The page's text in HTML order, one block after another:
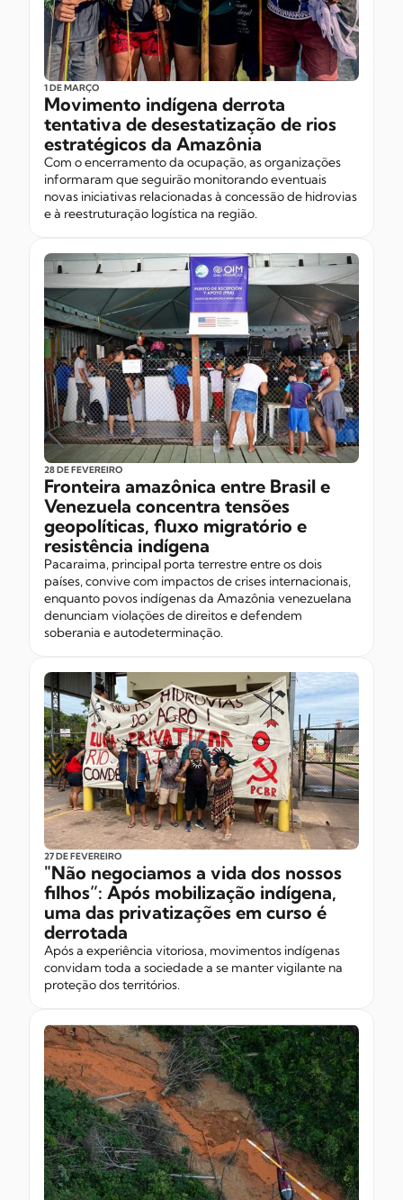
1 DE MARÇO
Movimento indígena derrota
tentativa de desestatização de rios
estratégicos da Amazônia
Com o encerramento da ocupação, as organizações
informaram que seguirão monitorando eventuais
novas iniciativas relacionadas à concessão de hidrovias
e à reestruturação logística na região.
28 DE FEVEREIRO
Fronteira amazônica entre Brasil e
Venezuela concentra tensões
geopolíticas, fluxo migratório e
resistência indígena
Pacaraima, principal porta terrestre entre os dois
países, convive com impactos de crises internacionais,
enquanto povos indígenas da Amazônia venezuelana
denunciam violações de direitos e defendem
soberania e autodeterminação.
27 DE FEVEREIRO
"Não negociamos a vida dos nossos
filhos”: Após mobilização indígena,
uma das privatizações em curso é
derrotada
Após a experiência vitoriosa, movimentos indígenas
convidam toda a sociedade a se manter vigilante na
proteção dos territórios.